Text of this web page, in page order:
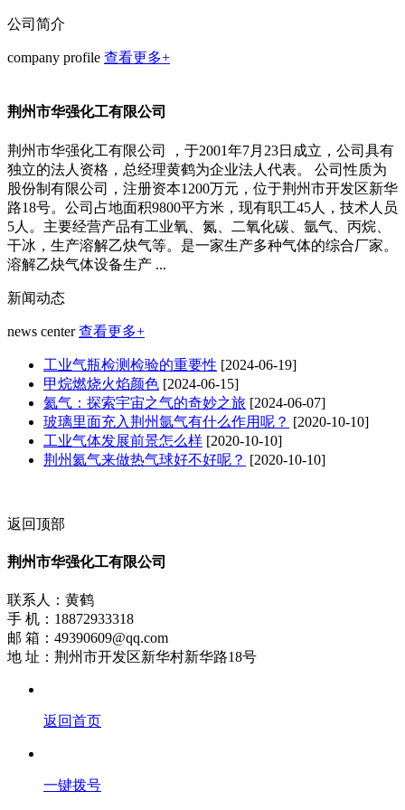
公司简介
company profile 查看更多+
荆州市华强化工有限公司
荆州市华强化工有限公司 ，于2001年7月23日成立，公司具有
独立的法人资格，总经理黄鹤为企业法人代表。 公司性质为
股份制有限公司，注册资本1200万元，位于荆州市开发区新华
路18号。公司占地面积9800平方米，现有职工45人，技术人员
5人。主要经营产品有工业氧、氮、二氧化碳、氩气、丙烷、
干冰，生产溶解乙炔气等。是一家生产多种气体的综合厂家。
溶解乙炔气体设备生产 ...
新闻动态
news center查看更多+
工业气瓶检测检验的重要性 [2024-06-19]
甲烷燃烧火焰颜色 [2024-06-15]
氦气：探索宇宙之气的奇妙之旅 [2024-06-07]
玻璃里面充入荆州氩气有什么作用呢？ [2020-10-10]
工业气体发展前景怎么样 [2020-10-10]
荆州氦气来做热气球好不好呢？ [2020-10-10]
返回顶部
荆州市华强化工有限公司
联系人：黄鹤
手 机：18872933318
邮 箱：49390609@qq.com
地 址：荆州市开发区新华村新华路18号
返回首页
一键拨号